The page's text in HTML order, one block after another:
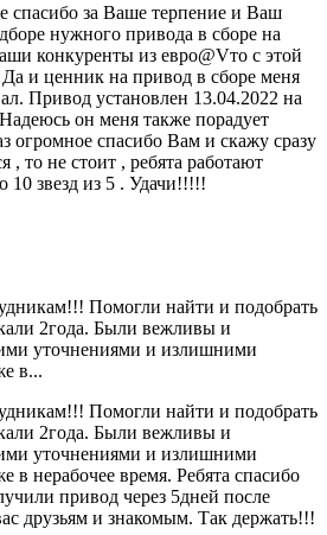
спасибо за Ваше терпение и Ваш
нужного привода в сборе на
конкуренты из евро@Vто с этой
Да и ценник на привод в сборе меня
Привод установлен 13.04.2022 на
он меня также порадует
огромное спасибо Вам и скажу сразу
, то не стоит , ребята работают
10 звезд из 5 . Удачи!!!!!
Помогли найти и подобрать
2года. Были вежливы и
уточнениями и излишними
в...
Помогли найти и подобрать
2года. Были вежливы и
уточнениями и излишними
в нерабочее время. Ребята спасибо
привод через 5дней после
друзьям и знакомым. Так держать!!!